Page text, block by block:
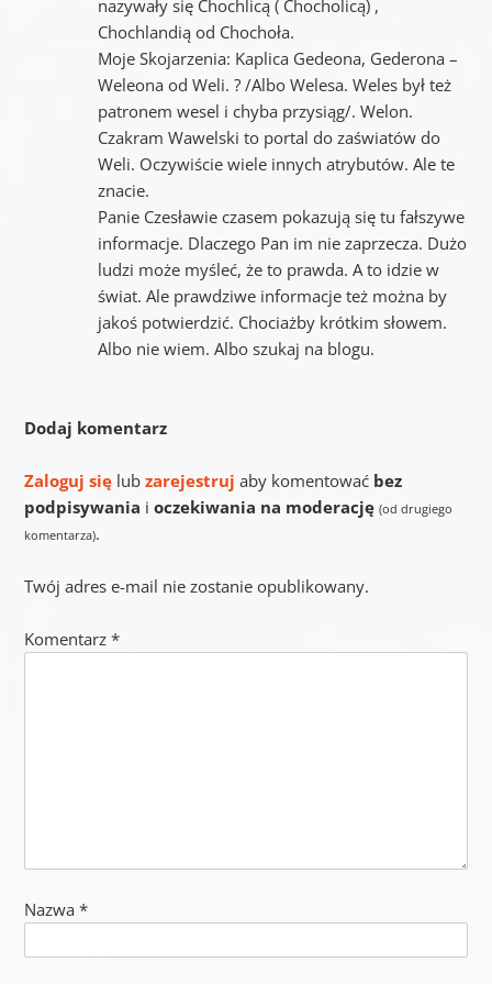
nazywały się Chochlicą ( Chocholicą) ,
Chochlandią od Chochoła.
Moje Skojarzenia: Kaplica Gedeona, Gederona –
Weleona od Weli. ? /Albo Welesa. Weles był też
patronem wesel i chyba przysiąg/. Welon.
Czakram Wawelski to portal do zaświatów do
Weli. Oczywiście wiele innych atrybutów. Ale te
znacie.
Panie Czesławie czasem pokazują się tu fałszywe
informacje. Dlaczego Pan im nie zaprzecza. Dużo
ludzi może myśleć, że to prawda. A to idzie w
świat. Ale prawdziwe informacje też można by
jakoś potwierdzić. Chociażby krótkim słowem.
Albo nie wiem. Albo szukaj na blogu.
Dodaj komentarz
Zaloguj sięlub zarejestruj aby komentować bez
podpisywania i oczekiwania na moderację (od drugiego
komentarza).
Twój adres e-mail nie zostanie opublikowany.
Komentarz *
Nazwa *